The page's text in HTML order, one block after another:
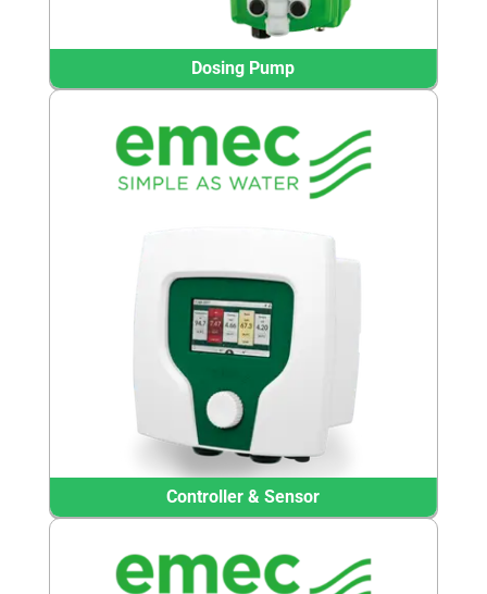
Dosing Pump
Controller & Sensor